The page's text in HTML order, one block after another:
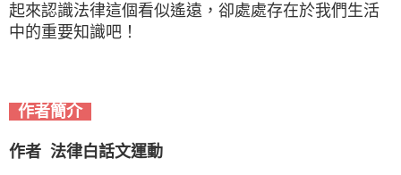
起來認識法律這個看似遙遠，卻處處存在於我們生活
中的重要知識吧！
作者簡介
作者 法律白話文運動